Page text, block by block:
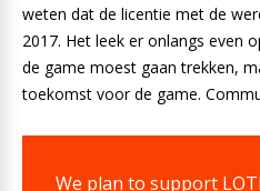
weten dat de licentie met de
2017. Het leek er onlangs even
de game moest gaan trekken,
toekomst voor de game.
We plan to support